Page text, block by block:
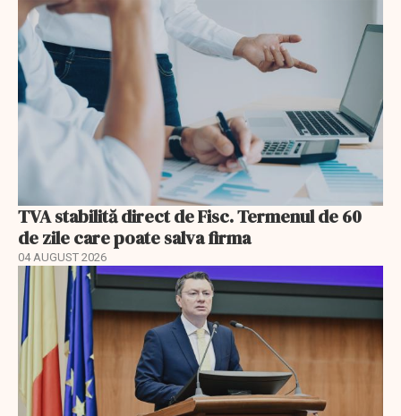
TVA stabilită direct de Fisc. Termenul de 60
de zile care poate salva firma
04 AUGUST 2026